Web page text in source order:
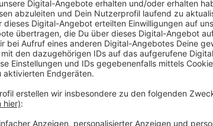
Es ist aber immer öfter vorgekommen,
heute gekennzeichnet werden, nämlich
Landes machen hunderte Kontrollen
ein Hauptaugenmerk